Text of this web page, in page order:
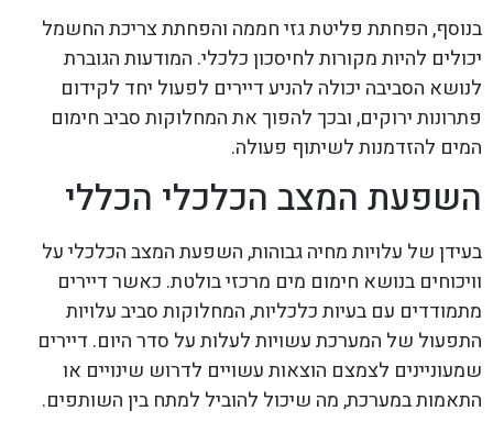
בנוסף, הפחתת פליטת גזי חממה והפחתת צריכת החשמל
יכולים להיות מקורות לחיסכון כלכלי. המודעות הגוברת
לנושא הסביבה יכולה להניע דיירים לפעול יחד לקידום
פתרונות ירוקים, ובכך להפוך את המחלוקות סביב חימום
המים להזדמנות לשיתוף פעולה.
השפעת המצב הכלכלי הכללי
בעידן של עלויות מחיה גבוהות, השפעת המצב הכלכלי על
וויכוחים בנושא חימום מים מרכזי בולטת. כאשר דיירים
מתמודדים עם בעיות כלכליות, המחלוקות סביב עלויות
התפעול של המערכת עשויות לעלות על סדר היום. דיירים
שמעוניינים לצמצם הוצאות עשויים לדרוש שינויים או
התאמות במערכת, מה שיכול להוביל למתח בין השותפים.